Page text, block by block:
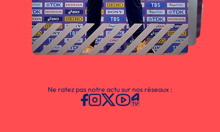
Ne ratez pas notre actu sur nos réseaux :